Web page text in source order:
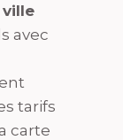
avec
tarifs
carte